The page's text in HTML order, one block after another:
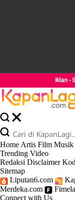
Iklan -
Home Artis Film Musik
Trending Video
Redaksi Disclaimer
Sitemap
Liputan6.com
Merdeka.com
Connect with Us